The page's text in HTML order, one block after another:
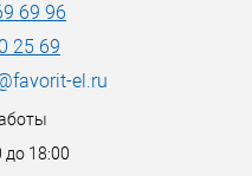
69 96
25 69
el.ru
до 18:00